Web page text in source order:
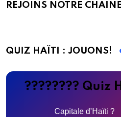
REJOINS NOTRE
QUIZ HAÏTI : JOUONS!
???????? Quiz
Capitale d’Haïti ?